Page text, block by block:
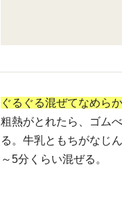
ぐるぐる混ぜてなめら
粗熱がとれたら、ゴム
る。牛乳ともちがなじ
～5分くらい混ぜる。